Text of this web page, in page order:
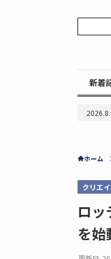
新着
ホーム
クリエ
ロッ
を